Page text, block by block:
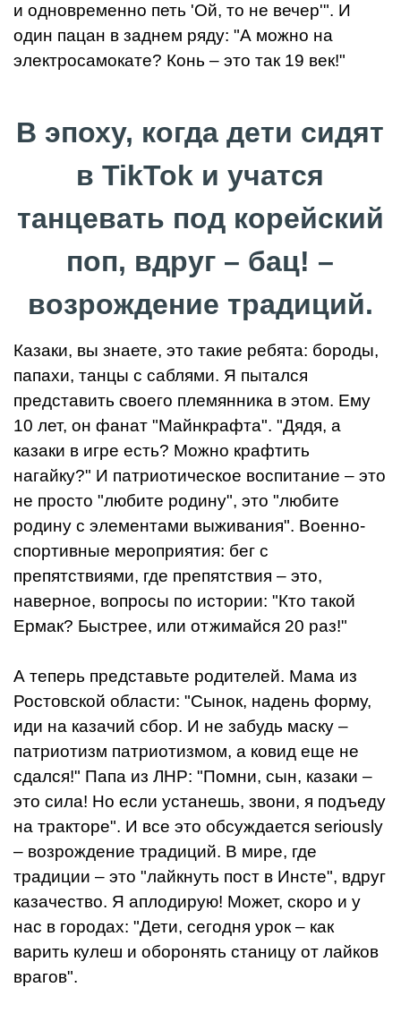
и одновременно петь 'Ой, то не вечер'". И
один пацан в заднем ряду: "А можно на
электросамокате? Конь – это так 19 век!"
В эпоху, когда дети сидят
в TikTok и учатся
танцевать под корейский
поп, вдруг – бац! –
возрождение традиций.
Казаки, вы знаете, это такие ребята: бороды,
папахи, танцы с саблями. Я пытался
представить своего племянника в этом. Ему
10 лет, он фанат "Майнкрафта". "Дядя, а
казаки в игре есть? Можно крафтить
нагайку?" И патриотическое воспитание – это
не просто "любите родину", это "любите
родину с элементами выживания". Военно-
спортивные мероприятия: бег с
препятствиями, где препятствия – это,
наверное, вопросы по истории: "Кто такой
Ермак? Быстрее, или отжимайся 20 раз!"
А теперь представьте родителей. Мама из
Ростовской области: "Сынок, надень форму,
иди на казачий сбор. И не забудь маску –
патриотизм патриотизмом, а ковид еще не
сдался!" Папа из ЛНР: "Помни, сын, казаки –
это сила! Но если устанешь, звони, я подъеду
на тракторе". И все это обсуждается seriously
– возрождение традиций. В мире, где
традиции – это "лайкнуть пост в Инсте", вдруг
казачество. Я аплодирую! Может, скоро и у
нас в городах: "Дети, сегодня урок – как
варить кулеш и оборонять станицу от лайков
врагов".